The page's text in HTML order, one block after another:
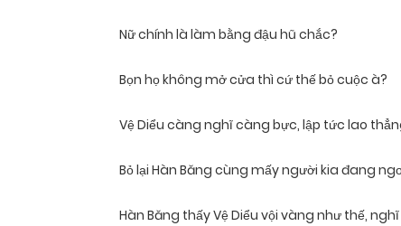
Nữ chính là làm bằng đậu hũ chắc?
Bọn họ không mở cửa thì cứ thế bỏ cuộc à?
Vệ Diểu càng nghĩ càng bực, lập tức lao
Bỏ lại Hàn Băng cùng mấy người kia đang
Hàn Băng thấy Vệ Diểu vội vàng như thế,